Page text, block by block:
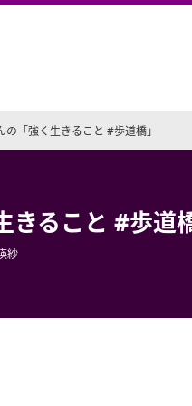
の「強く生きること #歩道橋」
きること #歩道
紗